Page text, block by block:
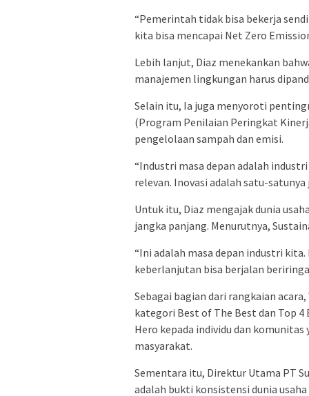
“Pemerintah tidak bisa bekerja
kita bisa mencapai Net Zero
Lebih lanjut, Diaz menekankan
manajemen lingkungan harus
Selain itu, Ia juga menyoroti
(Program Penilaian Peringkat
pengelolaan sampah dan emisi.
“Industri masa depan adalah
relevan. Inovasi adalah satu-satunya
Untuk itu, Diaz mengajak dunia
jangka panjang. Menurutnya,
“Ini adalah masa depan industri
keberlanjutan bisa berjalan
Sebagai bagian dari rangkaian
kategori Best of The Best dan Top
Hero kepada individu dan
masyarakat.
Sementara itu, Direktur Utama PT
adalah bukti konsistensi dunia